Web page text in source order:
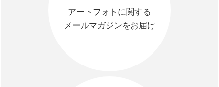
アートフォトに関する
メールマガジンをお届け